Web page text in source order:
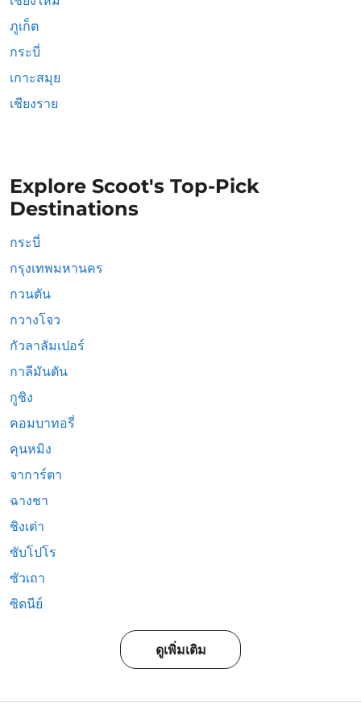
ภูเก็ต
กระบี่
เกาะสมุย
เชียงราย
Explore Scoot's Top-Pick
Destinations
กระบี่
กรุงเทพมหานคร
กวนตัน
กวางโจว
กัวลาลัมเปอร์
กาลีมันตัน
กูชิง
คอมบาทอรี่
คุนหมิง
จาการ์ตา
ฉางชา
ชิงเต่า
ซับโปโร
ซัวเถา
ซิดนีย์
ดูเพิ่มเติม